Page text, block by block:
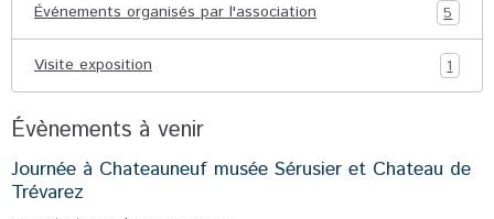
Événements organisés par l'association 5
Visite exposition 1
Évènements à venir
Journée à Chateauneuf musée Sérusier et Chateau de
Trévarez